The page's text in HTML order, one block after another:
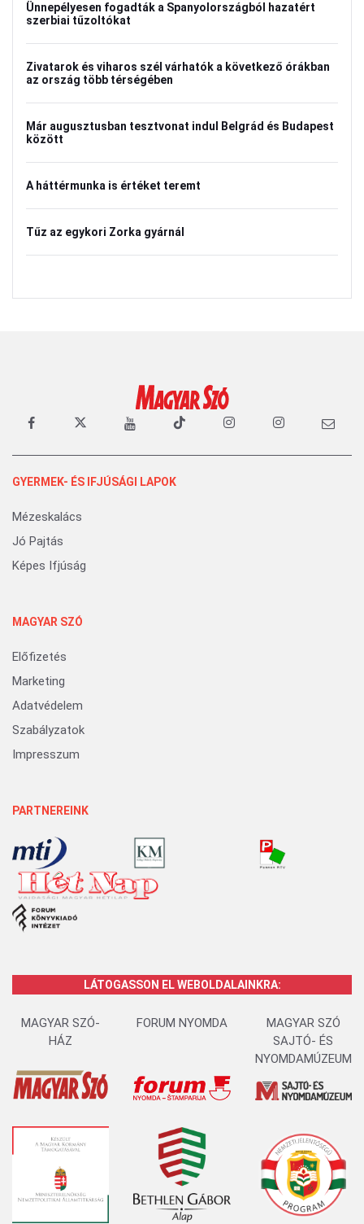
Ünnepélyesen fogadták a Spanyolországból hazatért
szerbiai tűzoltókat
Zivatarok és viharos szél várhatók a következő órákban
az ország több térségében
Már augusztusban tesztvonat indul Belgrád és Budapest
között
A háttérmunka is értéket teremt
Tűz az egykori Zorka gyárnál
GYERMEK- ÉS IFJÚSÁGI LAPOK
Mézeskalács
Jó Pajtás
Képes Ifjúság
MAGYAR SZÓ
Előfizetés
Marketing
Adatvédelem
Szabályzatok
Impresszum
PARTNEREINK
LÁTOGASSON EL WEBOLDALAINKRA:
MAGYAR SZÓ-
HÁZ
FORUM NYOMDA
MAGYAR SZÓ
SAJTÓ- ÉS
NYOMDAMÚZEUM